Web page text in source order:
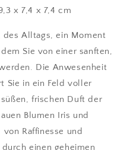
x 7,4 x 7,4 cm
des Alltags, ein Moment
Sie von einer sanften,
Die Anwesenheit
Sie in ein Feld voller
frischen Duft der
Blumen Iris und
Raffinesse und
einen geheimen